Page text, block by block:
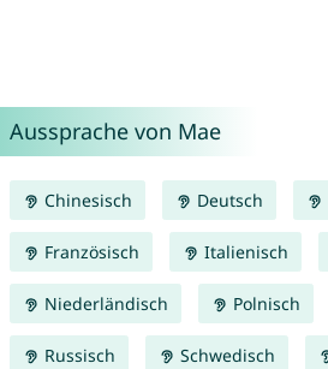
Aussprache von Mae
Chinesisch Deutsch
Französisch Italienisch
Niederländisch Polnisch
Russisch Schwedisch